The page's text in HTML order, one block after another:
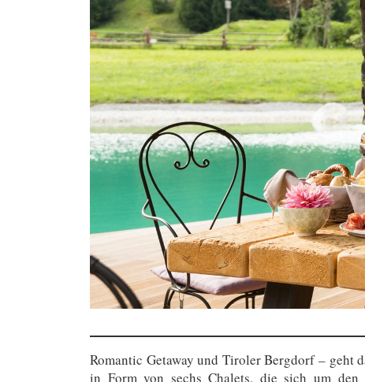
Romantic Getaway und Tiroler Bergdorf – geht
in Form von sechs Chalets, die sich um den